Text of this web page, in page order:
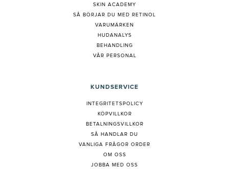
SKIN ACADEMY
SÅ BÖRJAR DU MED RETINOL
VARUMÄRKEN
HUDANALYS
BEHANDLING
VÅR PERSONAL
KUNDSERVICE
INTEGRITETSPOLICY
KÖPVILLKOR
BETALNINGSVILLKOR
SÅ HANDLAR DU
VANLIGA FRÅGOR ORDER
OM OSS
JOBBA MED OSS